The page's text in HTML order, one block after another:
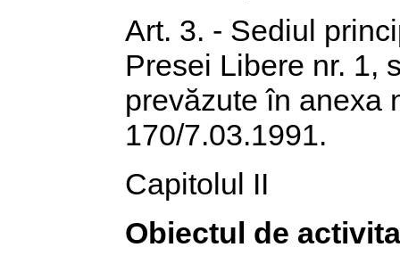
Art. 3. - Sediul
Presei Libere nr. 1,
prevăzute în anexa
170/7.03.1991.
Capitolul II
Obiectul de